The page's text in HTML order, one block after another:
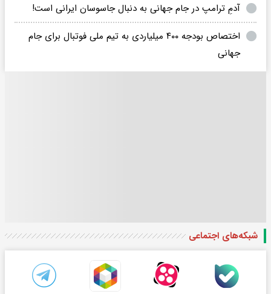
آدمِ ترامپ در جام جهانی به دنبال جاسوسان ایرانی است!
اختصاص بودجه ۴۰۰ میلیاردی به تیم ملی فوتبال برای جام
جهانی
شبکه‌های اجتماعی